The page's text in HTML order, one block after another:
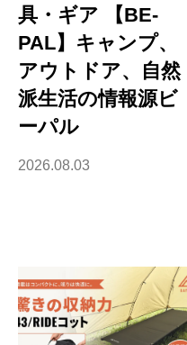
具・ギア 【BE-
PAL】キャンプ、
アウトドア、自然
派生活の情報源ビ
ーパル
2026.08.03